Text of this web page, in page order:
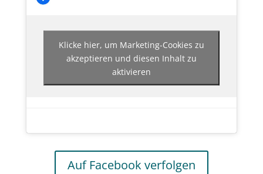
Klicke hier, um Marketing-Cookies zu
akzeptieren und diesen Inhalt zu
aktivieren
Auf Facebook verfolgen